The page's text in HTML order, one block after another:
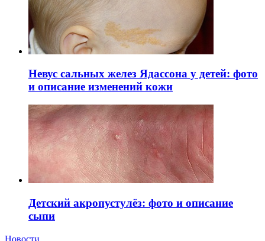
Невус сальных желез Ядассона у детей: фото
и описание изменений кожи
Детский акропустулёз: фото и описание
сыпи
Новости